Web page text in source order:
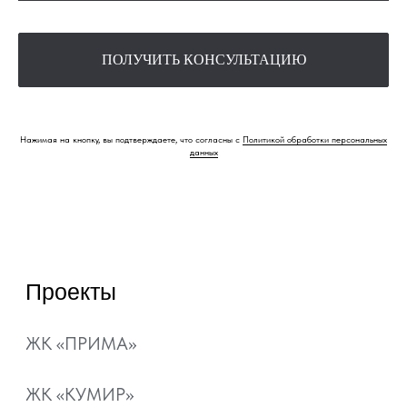
ПОЛУЧИТЬ КОНСУЛЬТАЦИЮ
Нажимая на кнопку, вы подтверждаете, что согласны с Политикой обработки персональных
данных
Военная ипотека
Ипотечный калькулятор